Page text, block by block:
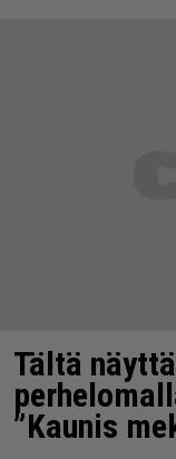
Tältä
”Kaunis